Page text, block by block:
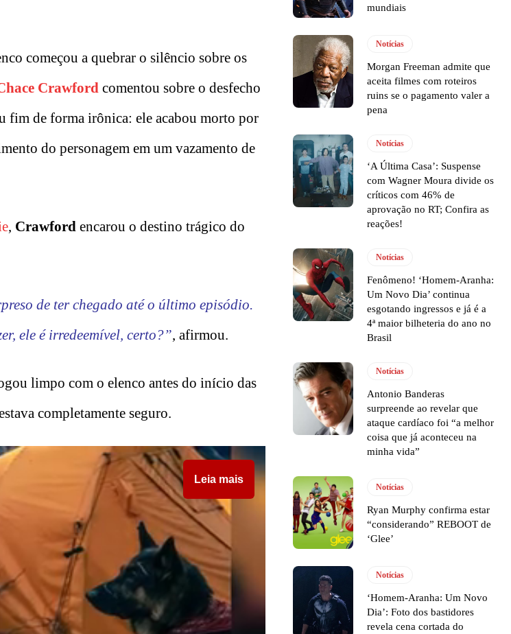
começou a quebrar o silêncio sobre os
Crawford comentou sobre o desfecho
fim de forma irônica: ele acabou morto por
do personagem em um vazamento de
, Crawford encarou o destino trágico do
de ter chegado até o último episódio.
ele é irredeemível, certo?”, afirmou.
limpo com o elenco antes do início das
completamente seguro.
Leia mais
mundiais
Notícias
Morgan Freeman admite que
aceita filmes com roteiros
ruins se o pagamento valer a
pena
Notícias
‘A Última Casa’: Suspense
com Wagner Moura divide os
críticos com 46% de
aprovação no RT; Confira as
reações!
Notícias
Fenômeno! ‘Homem-Aranha:
Um Novo Dia’ continua
esgotando ingressos e já é a
4ª maior bilheteria do ano no
Brasil
Notícias
Antonio Banderas
surpreende ao revelar que
ataque cardíaco foi “a melhor
coisa que já aconteceu na
minha vida”
Notícias
Ryan Murphy confirma estar
“considerando” REBOOT de
‘Glee’
Notícias
‘Homem-Aranha: Um Novo
Dia’: Foto dos bastidores
revela cena cortada do